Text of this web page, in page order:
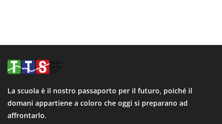
La scuola è il nostro passaporto per il futuro, poiché il
domani appartiene a coloro che oggi si preparano ad
affrontarlo.